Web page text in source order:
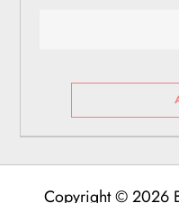
Copyright © 2026